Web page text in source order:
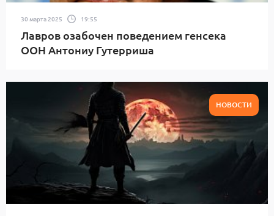
30 марта 2025 19:55
Лавров озабочен поведением генсека
ООН Антониу Гутерриша
НОВОСТИ